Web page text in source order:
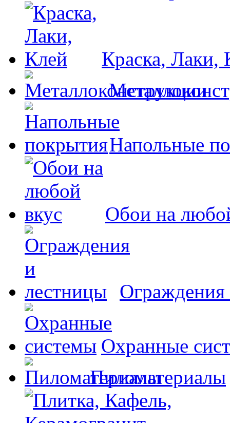
Краска, Лаки,
Напольные
Обои на
Охранные
Пиломатериалы